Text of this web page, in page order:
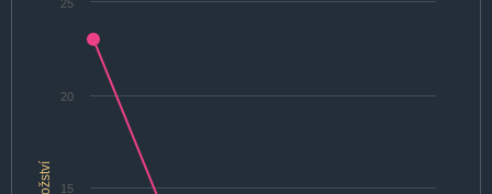
15
20
25